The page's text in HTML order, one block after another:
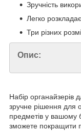
Зручність
Легко
Три різних
Опис:
Набір органайзерів
зручне рішення для
предметів у вашому
зможете покращити